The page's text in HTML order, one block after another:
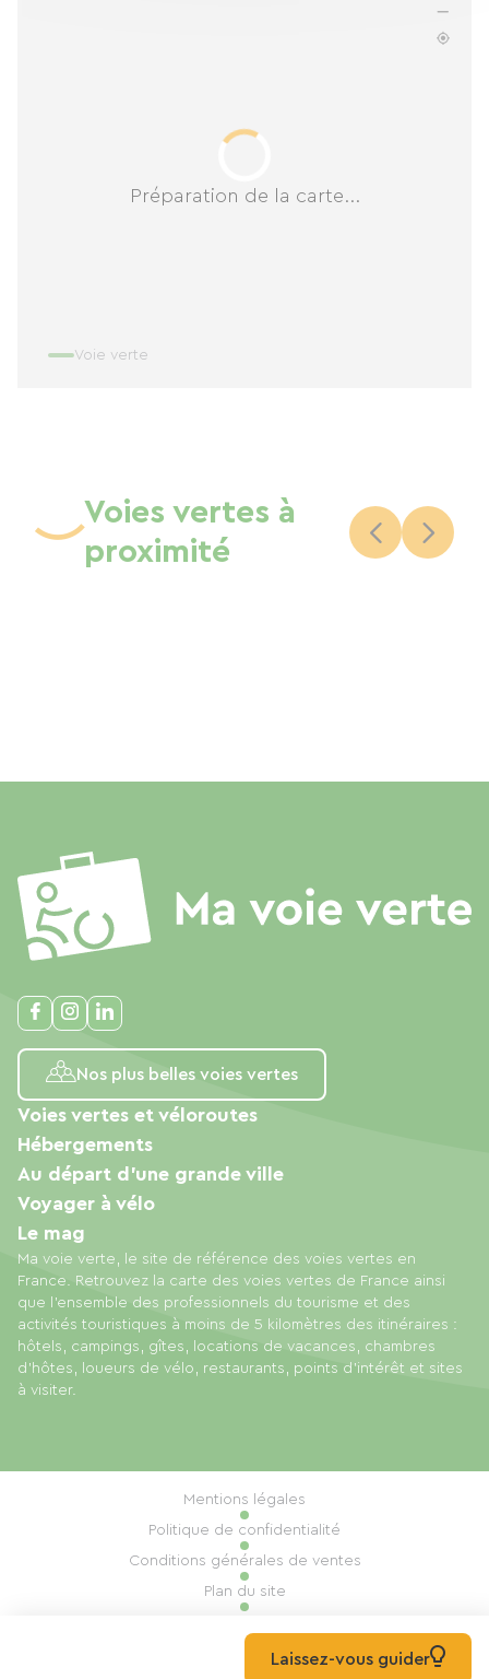
Préparation de la carte...
Voie verte
Voies vertes à
proximité
Nos plus belles voies vertes
Ma voie verte, le site de référence des voies vertes en
France. Retrouvez la carte des voies vertes de France ainsi
que l'ensemble des professionnels du tourisme et des
activités touristiques à moins de 5 kilomètres des itinéraires :
hôtels, campings, gîtes, locations de vacances, chambres
d'hôtes, loueurs de vélo, restaurants, points d'intérêt et sites
à visiter.
Voies vertes et véloroutes
Hébergements
Au départ d'une grande ville
Voyager à vélo
Le mag
© 2026 Ma Voie Verte Tous droits réservés
Mentions légales
Politique de confidentialité
Conditions générales de ventes
Plan du site
Réalisation : Mill, PrivasLaissez-vous guider